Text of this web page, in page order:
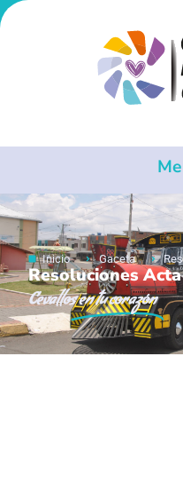
Inicio Gaceta
Resoluciones
Cevallosen tu corazón